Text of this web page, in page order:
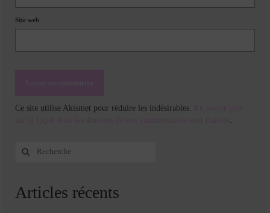
Site web
Ce site utilise Akismet pour réduire les indésirables.
Rechercher
Articles récents